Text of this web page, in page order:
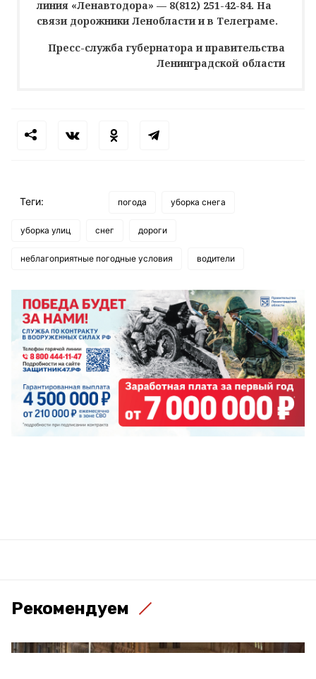
линия «Ленавтодора» — 8(812) 251-42-84. На
связи дорожники Ленобласти и в Телеграме.
Пресс-служба губернатора и правительства
Ленинградской области
Теги: погода уборка снега
уборка улиц снег дороги
неблагоприятные погодные условия водители
Рекомендуем